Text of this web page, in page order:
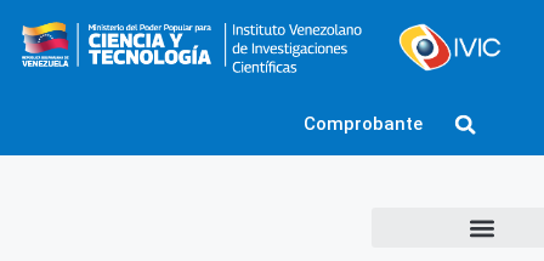
Comprobante